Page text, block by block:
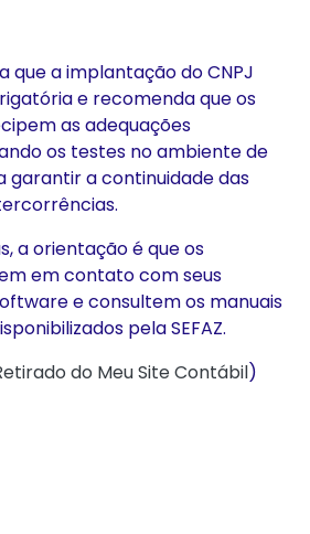
que a implantação do CNPJ
e recomenda que os
as adequações
os testes no ambiente de
garantir a continuidade das
a orientação é que os
em contato com seus
e consultem os manuais
pela SEFAZ.
do Meu Site Contábil)